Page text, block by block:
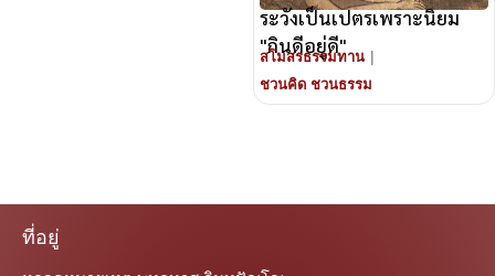
ระวังเป็นเปตรเพราะนิยม
"กินดีอยู่ดี"
สโมสรธรรมทาน |
ชวนคิด ชวนธรรม
ที่อยู่